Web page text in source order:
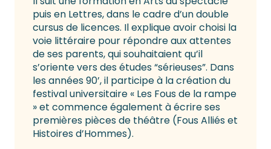
puis en Lettres, dans le cadre d’un double
cursus de licences. Il explique avoir choisi la
voie littéraire pour répondre aux attentes
de ses parents, qui souhaitaient qu’il
s’oriente vers des études “sérieuses”. Dans
les années 90’, il participe à la création du
festival universitaire « Les Fous de la rampe
» et commence également à écrire ses
premières pièces de théâtre (Fous Alliés et
Histoires d’Hommes).